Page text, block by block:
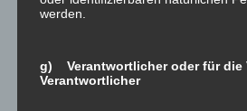
Meinung zu wirklich jedem Thema
Was bringt es?
werden.
g) Verantwortlicher oder für die
Verantwortlicher